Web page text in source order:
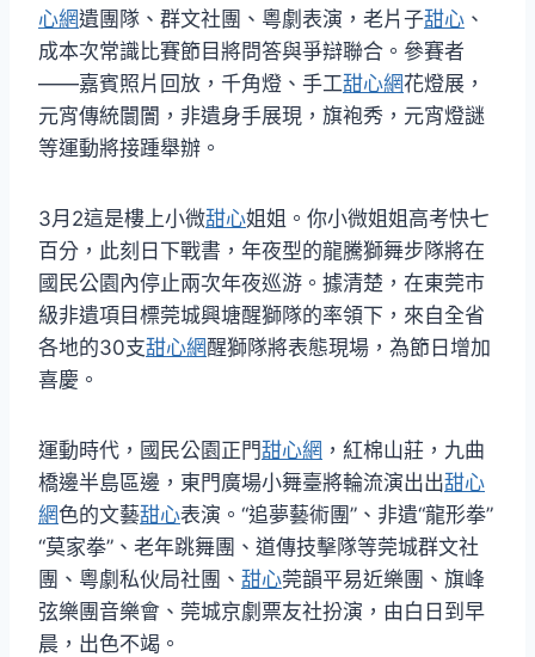
心網遺團隊、群文社團、粵劇表演，老片子甜心 、
成本次常識比賽節目將問答與爭辯聯合。參賽者
——嘉賓照片回放，千角燈、手工甜心網花燈展，
元宵傳統闤闠，非遺身手展現，旗袍秀，元宵燈謎
等運動將接踵舉辦。
3月2這是樓上小微甜心姐姐。你小微姐姐高考快七
百分，此刻日下戰書，年夜型的龍騰獅舞步隊將在
國民公園內停止兩次年夜巡游。據清楚，在東莞市
級非遺項目標莞城興塘醒獅隊的率領下，來自全省
各地的30支甜心網醒獅隊將表態現場，為節日增加
喜慶。
運動時代，國民公園正門甜心網 ，紅棉山莊，九曲
橋邊半島區邊，東門廣場小舞臺將輪流演出出甜心
網色的文藝甜心表演。“追夢藝術團”、非遺“龍形拳”
“莫家拳”、老年跳舞團、道傳技擊隊等莞城群文社
團、粵劇私伙局社團、 甜心莞韻平易近樂團、旗峰
弦樂團音樂會、莞城京劇票友社扮演，由白日到早
晨，出色不竭。